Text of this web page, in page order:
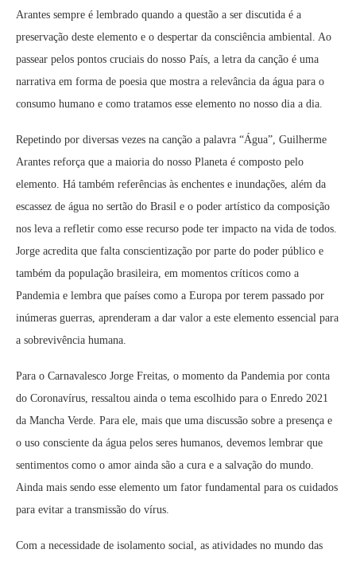
Arantes sempre é lembrado quando a questão a ser discutida é a
preservação deste elemento e o despertar da consciência ambiental. Ao
passear pelos pontos cruciais do nosso País, a letra da canção é uma
narrativa em forma de poesia que mostra a relevância da água para o
consumo humano e como tratamos esse elemento no nosso dia a dia.
Repetindo por diversas vezes na canção a palavra “Água”, Guilherme
Arantes reforça que a maioria do nosso Planeta é composto pelo
elemento. Há também referências às enchentes e inundações, além da
escassez de água no sertão do Brasil e o poder artístico da composição
nos leva a refletir como esse recurso pode ter impacto na vida de todos.
Jorge acredita que falta conscientização por parte do poder público e
também da população brasileira, em momentos críticos como a
Pandemia e lembra que países como a Europa por terem passado por
inúmeras guerras, aprenderam a dar valor a este elemento essencial para
a sobrevivência humana.
Para o Carnavalesco Jorge Freitas, o momento da Pandemia por conta
do Coronavírus, ressaltou ainda o tema escolhido para o Enredo 2021
da Mancha Verde. Para ele, mais que uma discussão sobre a presença e
o uso consciente da água pelos seres humanos, devemos lembrar que
sentimentos como o amor ainda são a cura e a salvação do mundo.
Ainda mais sendo esse elemento um fator fundamental para os cuidados
para evitar a transmissão do vírus.
Com a necessidade de isolamento social, as atividades no mundo das